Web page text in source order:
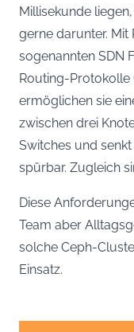
Millisekunde
gerne darunter. Mit
sogenannten SDN
Routing-Protokolle
ermöglichen sie
zwischen drei
Switches und
spürbar. Zugleich
Diese
Team aber
solche Ceph-
Einsatz.